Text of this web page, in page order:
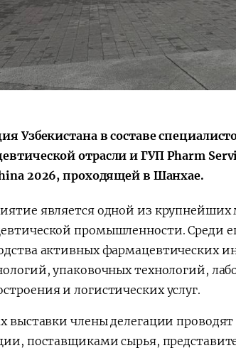
Поручение
Президента – в
действии
Узбекистана в составе
отрасли и ГУП Pharm
2026, проходящей в Шанхае.
является одной из
промышленности. Среди
активных фармацевтических
упаковочных технологий,
и логистических услуг.
выставки члены делегации
поставщиками сырья,